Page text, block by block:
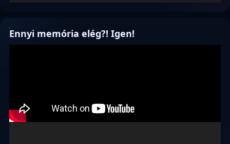
Ennyi memória elég?! Igen!